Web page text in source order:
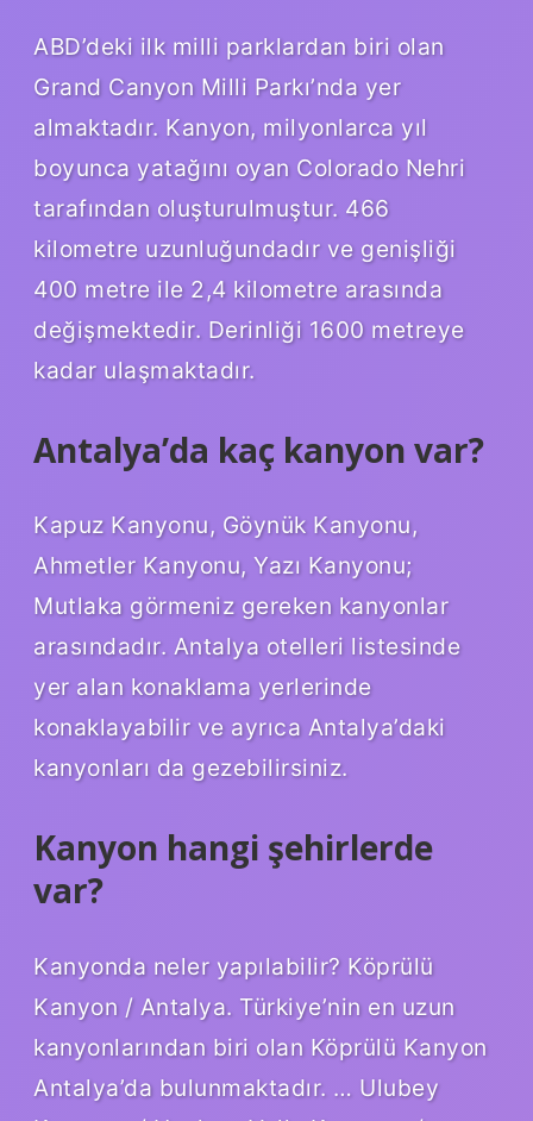
ABD’deki ilk milli parklardan biri olan
Grand Canyon Milli Parkı’nda yer
almaktadır. Kanyon, milyonlarca yıl
boyunca yatağını oyan Colorado Nehri
tarafından oluşturulmuştur. 466
kilometre uzunluğundadır ve genişliği
400 metre ile 2,4 kilometre arasında
değişmektedir. Derinliği 1600 metreye
kadar ulaşmaktadır.
Antalya’da kaç kanyon var?
Kapuz Kanyonu, Göynük Kanyonu,
Ahmetler Kanyonu, Yazı Kanyonu;
Mutlaka görmeniz gereken kanyonlar
arasındadır. Antalya otelleri listesinde
yer alan konaklama yerlerinde
konaklayabilir ve ayrıca Antalya’daki
kanyonları da gezebilirsiniz.
Kanyon hangi şehirlerde
var?
Kanyonda neler yapılabilir? Köprülü
Kanyon / Antalya. Türkiye’nin en uzun
kanyonlarından biri olan Köprülü Kanyon
Antalya’da bulunmaktadır. … Ulubey